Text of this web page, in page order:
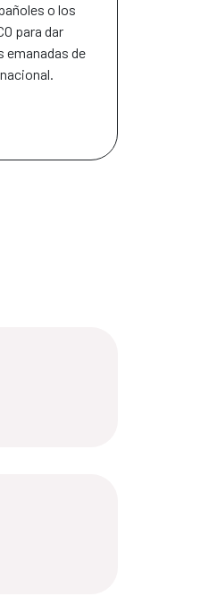
o los
para dar
de